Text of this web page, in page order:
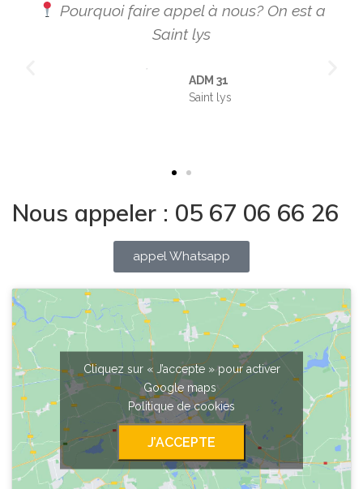
Pourquoi faire appel à nous? On est a
Saint lys
ADM 31
Saint lys
Nous appeler : 05 67 06 66 26
appel Whatsapp
Cliquez sur « J’accepte » pour activer
Google maps
Politique de cookies
J’ACCEPTE